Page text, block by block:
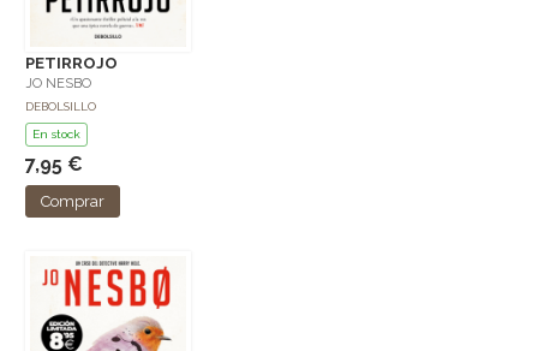
PETIRROJO
JO NESBO
DEBOLSILLO
En stock
7,95 €
Comprar